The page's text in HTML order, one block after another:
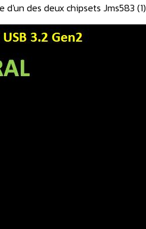
des deux chipsets Jms583 (1)